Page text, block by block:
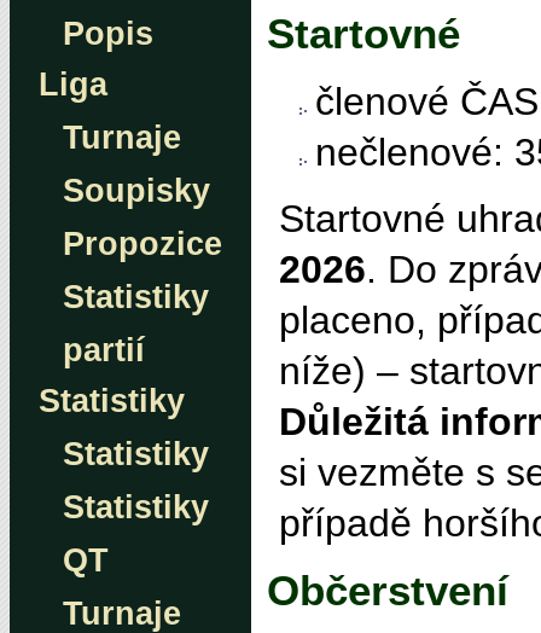
Popis
Liga
Turnaje
Soupisky
Propozice
Statistiky
partií
Statistiky
Statistiky
Statistiky
QT
Turnaje
Startovné
členové
nečlenové:
Startovné
2026. Do
placeno,
níže) –
Důležitá
si vezměte s
případě
Občerstvení